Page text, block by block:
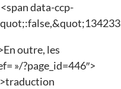
data-ccp-
outre, les
»/?page_id=446″>